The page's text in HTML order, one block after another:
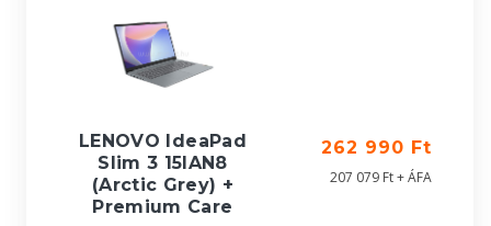
LENOVO IdeaPad
Slim 3 15IAN8
(Arctic Grey) +
Premium Care
262 990 Ft
207 079 Ft + ÁFA